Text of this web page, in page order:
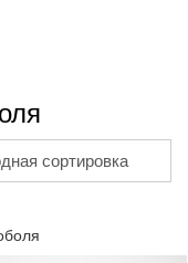
сортировка